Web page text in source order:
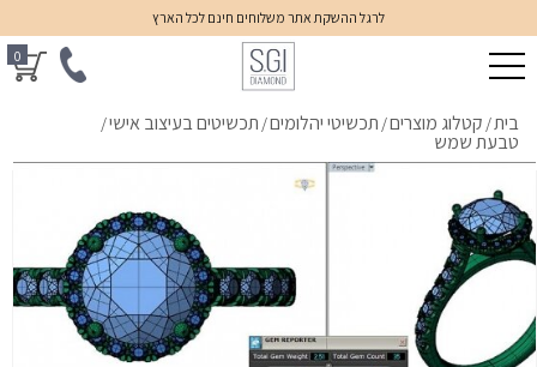
לרגל ההשקת אתר משלוחים חינם לכל הארץ
0
בית/ קטלוג מוצרים/ תכשיטי יהלומים/ תכשיטים בעיצוב אישי/
טבעת שמש